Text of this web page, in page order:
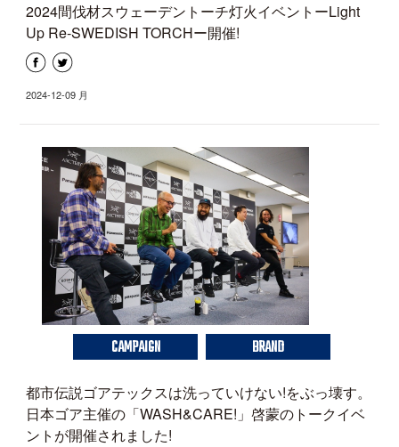
2024間伐材スウェーデントーチ灯火イベントーLight
Up Re-SWEDISH TORCHー開催!
2024-12-09 月
CAMPAIGN BRAND
都市伝説ゴアテックスは洗っていけない!をぶっ壊す。
日本ゴア主催の「WASH&CARE!」啓蒙のトークイベ
ントが開催されました!